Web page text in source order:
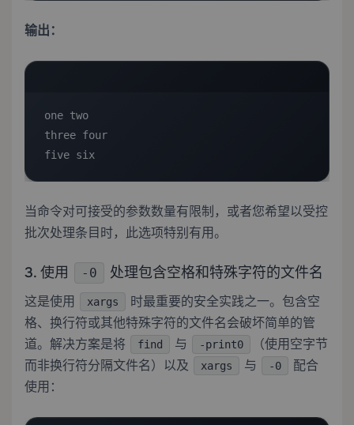
输出：
one two
three four
five six
当命令对可接受的参数数量有限制，或者您希望以受控
批次处理条目时，此选项特别有用。
3. 使用 -0 处理包含空格和特殊字符的文件名
这是使用 xargs
时最重要的安全实践之一。包含空
格、换行符或其他特殊字符的文件名会破坏简单的管
道。解决方案是将
find 与 -print0
（使用空字节
而非换行符分隔文件名）以及
xargs 与 -0
配合
使用：